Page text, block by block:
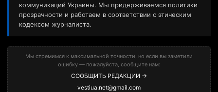
коммуникаций Украины. Мы придерживаемся политики
прозрачности и работаем в соответствии с этическим
кодексом журналиста.
Мы стремимся к максимальной точности, но если вы заметили
ошибку — пожалуйста, сообщите нам:
СООБЩИТЬ РЕДАКЦИИ →
vestiua.net@gmail.com